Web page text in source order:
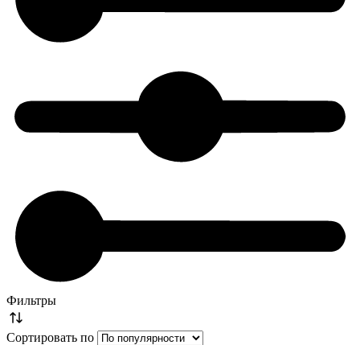
Фильтры
Сортировать по